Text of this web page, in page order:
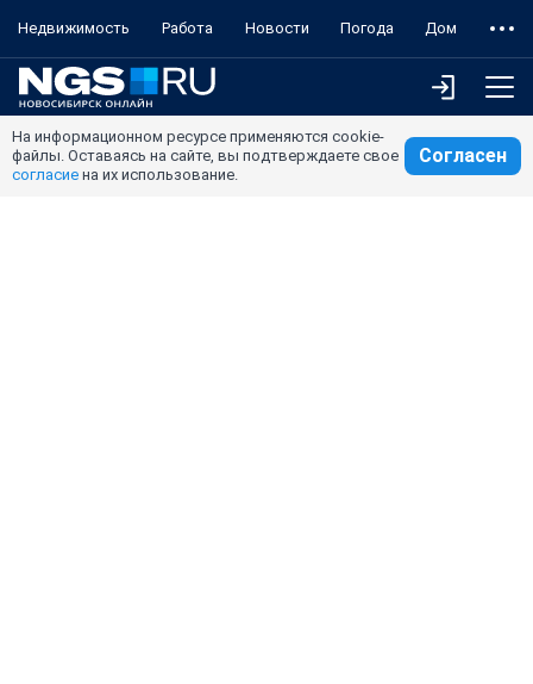
Недвижимость Работа Новости Погода Дом
На информационном ресурсе применяются cookie-
файлы. Оставаясь на сайте, вы подтверждаете свое
согласие на их использование.
Согласен